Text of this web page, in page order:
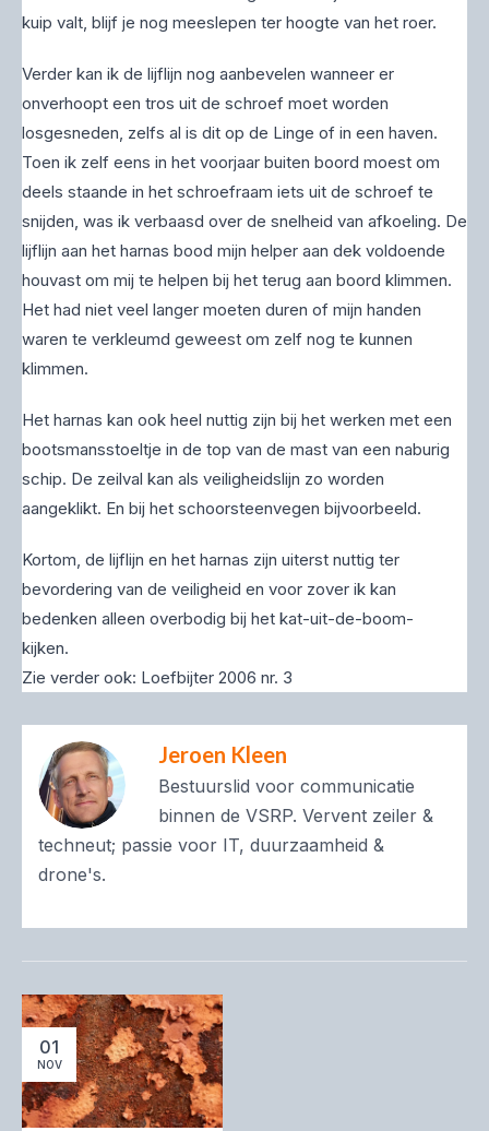
kuip valt, blijf je nog meeslepen ter hoogte van het roer.
Verder kan ik de lijflijn nog aanbevelen wanneer er
onverhoopt een tros uit de schroef moet worden
losgesneden, zelfs al is dit op de Linge of in een haven.
Toen ik zelf eens in het voorjaar buiten boord moest om
deels staande in het schroefraam iets uit de schroef te
snijden, was ik verbaasd over de snelheid van afkoeling. De
lijflijn aan het harnas bood mijn helper aan dek voldoende
houvast om mij te helpen bij het terug aan boord klimmen.
Het had niet veel langer moeten duren of mijn handen
waren te verkleumd geweest om zelf nog te kunnen
klimmen.
Het harnas kan ook heel nuttig zijn bij het werken met een
bootsmansstoeltje in de top van de mast van een naburig
schip. De zeilval kan als veiligheidslijn zo worden
aangeklikt. En bij het schoorsteenvegen bijvoorbeeld.
Kortom, de lijflijn en het harnas zijn uiterst nuttig ter
bevordering van de veiligheid en voor zover ik kan
bedenken alleen overbodig bij het kat-uit-de-boom-
kijken.
Zie verder ook: Loefbijter 2006 nr. 3
Jeroen Kleen
Bestuurslid voor communicatie
binnen de VSRP. Vervent zeiler &
techneut; passie voor IT, duurzaamheid &
drone's.
01
NOV